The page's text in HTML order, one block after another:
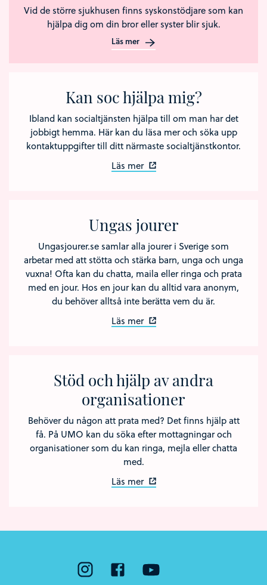
Vid de större sjukhusen finns syskonstödjare som kan
hjälpa dig om din bror eller syster blir sjuk.
Läs mer
Kan soc hjälpa mig?
Ibland kan socialtjänsten hjälpa till om man har det
jobbigt hemma. Här kan du läsa mer och söka upp
kontaktuppgifter till ditt närmaste socialtjänstkontor.
Läs mer
Ungas jourer
Ungasjourer.se samlar alla jourer i Sverige som
arbetar med att stötta och stärka barn, unga och unga
vuxna! Ofta kan du chatta, maila eller ringa och prata
med en jour. Hos en jour kan du alltid vara anonym,
du behöver alltså inte berätta vem du är.
Läs mer
Stöd och hjälp av andra
organisationer
Behöver du någon att prata med? Det finns hjälp att
få. På UMO kan du söka efter mottagningar och
organisationer som du kan ringa, mejla eller chatta
med.
Läs mer